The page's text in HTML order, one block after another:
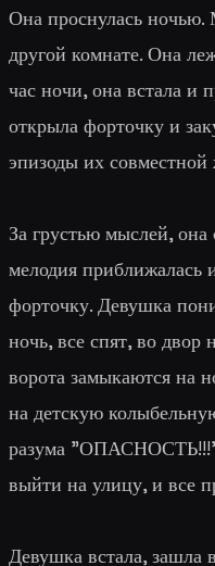
Она проснулась ночью.
другой комнате. Она
час ночи, она встала и
открыла форточку и
эпизоды их совместной
За грустью мыслей,
мелодия приближалась
форточку. Девушка
ночь, все спят, во
ворота замыкаются на
на детскую
разума "ОПАСНОСТЬ!!!",
выйти на улицу, и все
Девушка встала, зашла